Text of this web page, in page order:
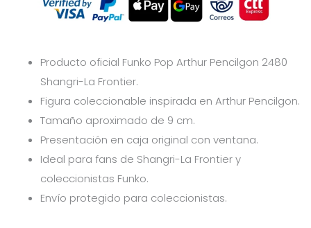
Producto oficial Funko Pop Arthur Pencilgon 2480
Shangri-La Frontier.
Figura coleccionable inspirada en Arthur Pencilgon.
Tamaño aproximado de 9 cm.
Presentación en caja original con ventana.
Ideal para fans de Shangri-La Frontier y
coleccionistas Funko.
Envío protegido para coleccionistas.